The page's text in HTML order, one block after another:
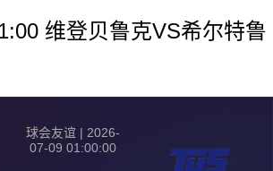
维登贝鲁克VS希尔特鲁
球会友谊 | 2026-
07-09 01:00:00